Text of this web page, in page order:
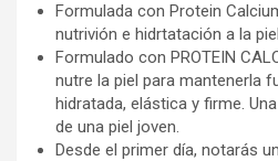
Formulada con Protein
nutrivión e hidrtatación a la piel
Formulado con PROTEIN
nutre la piel para mantenerla
hidratada, elástica y firme.
de una piel joven.
Desde el primer día, notarás